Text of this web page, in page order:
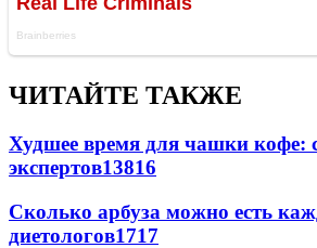
ЧИТАЙТЕ ТАКЖЕ
Худшее время для чашки кофе:
экспертов13816
Сколько арбуза можно есть
диетологов1717